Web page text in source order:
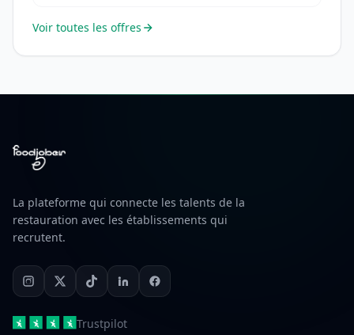
Voir toutes les offres
La plateforme qui connecte les talents de la
restauration avec les établissements qui
recrutent.
Trustpilot